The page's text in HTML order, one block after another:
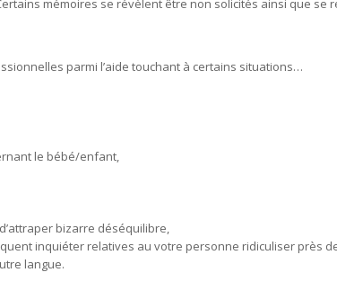
mémoires se révèlent être non solicités ainsi que se
parmi l’aide touchant à certains situations…
le bébé/enfant,
bizarre déséquilibre,
inquiéter relatives au votre personne ridiculiser près
langue.